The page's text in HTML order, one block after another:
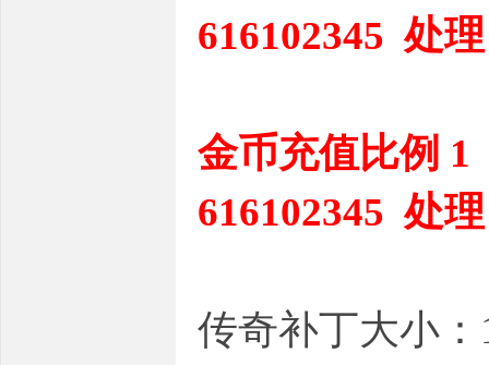
616102345 处理
金币充值比例
616102345 处理
传奇补丁大小：